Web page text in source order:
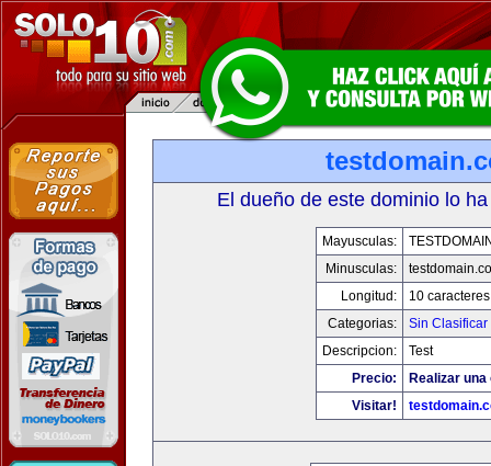
El dueño de este dominio lo
Mayusculas:
Minusculas:
Longitud:
10 caracteres
Categorias:
Sin Clasificar
Descripcion:
Test
Precio:
Realizar
Visitar!